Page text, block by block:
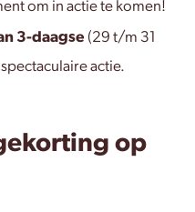
om in actie te komen!
3-daagse (29 t/m 31
actie.
op